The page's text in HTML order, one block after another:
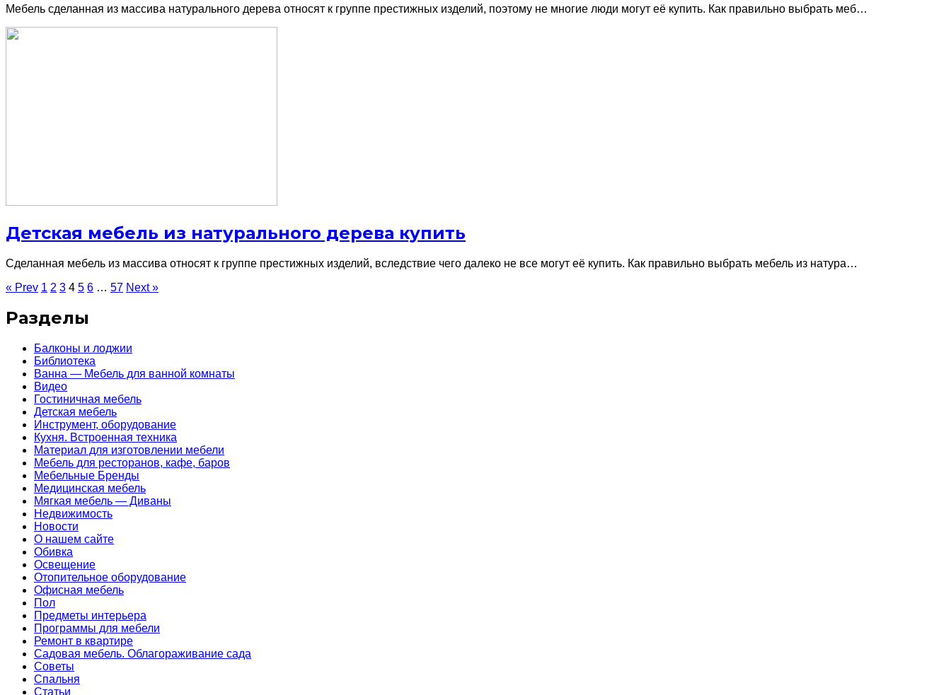
Мебель сделанная из массива натурального дерева относят к группе престижных изделий, поэтому не многие люди могут её купить. Как правильно выбрать меб…
Детская мебель из натурального дерева купить
Сделанная мебель из массива относят к группе престижных изделий, вследствие чего далеко не все могут её купить. Как правильно выбрать мебель из натура…
« Prev 1 2 3 4 5 6 … 57 Next »
Разделы
Балконы и лоджии
Библиотека
Ванна — Мебель для ванной комнаты
Видео
Гостиничная мебель
Детская мебель
Инструмент, оборудование
Кухня. Встроенная техника
Материал для изготовлении мебели
Мебель для ресторанов, кафе, баров
Мебельные Бренды
Медицинская мебель
Мягкая мебель — Диваны
Недвижимость
Новости
О нашем сайте
Обивка
Освещение
Отопительное оборудование
Офисная мебель
Пол
Предметы интерьера
Программы для мебели
Ремонт в квартире
Садовая мебель. Облагораживание сада
Советы
Спальня
Статьи